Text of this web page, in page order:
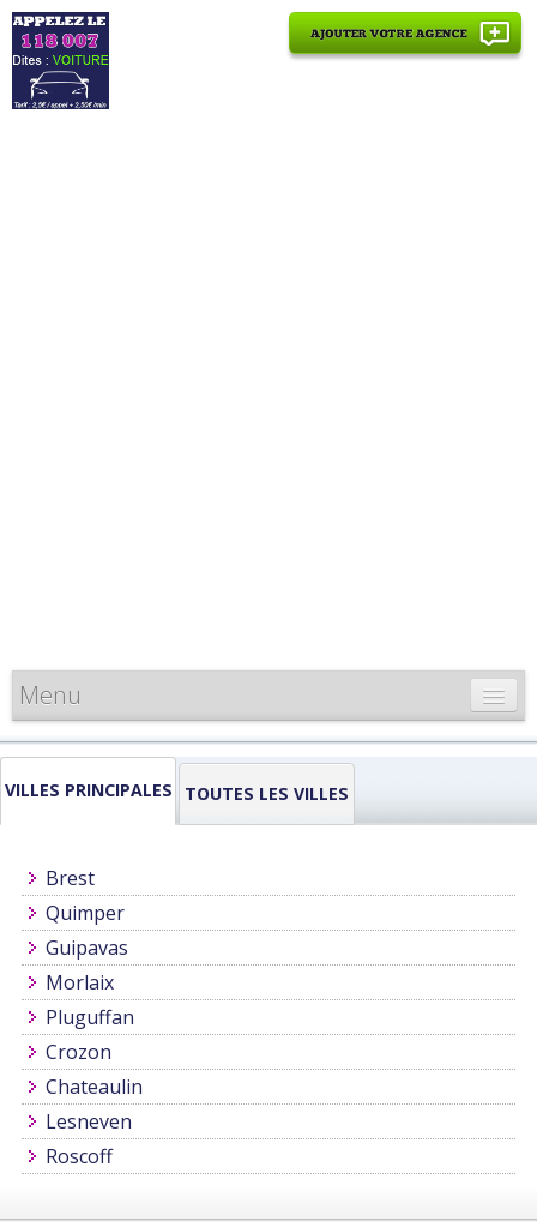
Menu
CARTE DE FRANCE
INFORMATIONS
VILLES PRINCIPALES TOUTES LES VILLES
Brest
Quimper
Guipavas
Morlaix
Pluguffan
Crozon
Chateaulin
Lesneven
Roscoff